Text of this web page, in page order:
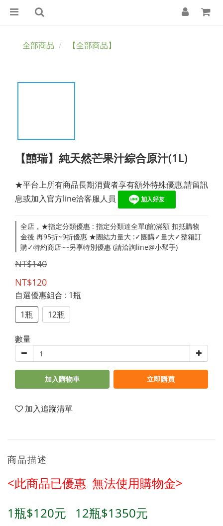
全部商品 【全部商品】
【囍瑞】純天然芒果汁綜合原汁(1L)
★平台上所有商品長期消費者享有額外特殊優惠,請留訊
息或加入官方line洽客服人員
全店，★指定分類優惠 : 指定分類達全單(館)滿額 扣抵購物
金後 再95折~9折優惠 ★團結力量大 :✓團購✓量大✓整箱訂
購✓特約商店~~另享特別優惠 (請洽詢line@小幫手)
NT$140
NT$120
自選優惠組合 : 1瓶
1瓶
12瓶
數量
加入購物車 立即購買
加入追蹤清單
商品描述
<此商品已優惠 無法使用購物金>
1瓶$120元 12瓶$1350元